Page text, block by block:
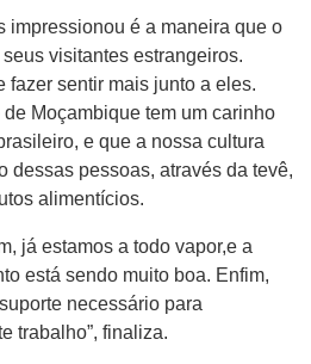
impressionou é a maneira que o
visitantes estrangeiros.
fazer sentir mais junto a eles.
Moçambique tem um carinho
e que a nossa cultura
dessas pessoas, através da tevê,
alimentícios.
já estamos a todo vapor,e a
está sendo muito boa. Enfim,
necessário para
trabalho”, finaliza.